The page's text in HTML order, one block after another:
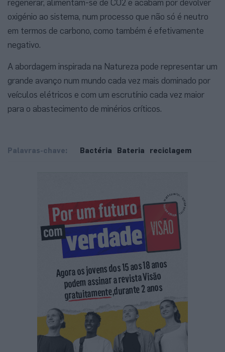
regenerar, alimentam-se de CO2 e acabam por devolver
oxigénio ao sistema, num processo que não só é neutro
em termos de carbono, como também é efetivamente
negativo.
A abordagem inspirada na Natureza pode representar um
grande avanço num mundo cada vez mais dominado por
veículos elétricos e com um escrutínio cada vez maior
para o abastecimento de minérios críticos.
Palavras-chave: Bactéria Bateria reciclagem